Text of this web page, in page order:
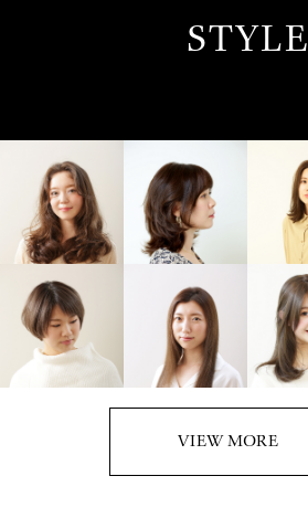
STYLE
VIEW MORE